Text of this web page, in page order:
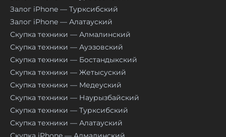
Залог iPhone — Турксибский
Залог iPhone — Алатауский
Скупка техники — Алмалинский
Скупка техники — Ауэзовский
Скупка техники — Бостандыкский
Скупка техники — Жетысуский
Скупка техники — Медеуский
Скупка техники — Наурызбайский
Скупка техники — Турксибский
Скупка техники — Алатауский